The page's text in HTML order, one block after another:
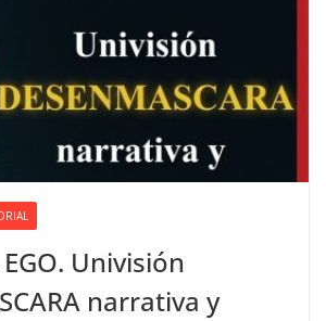
EGO. Univisión
narrativa y